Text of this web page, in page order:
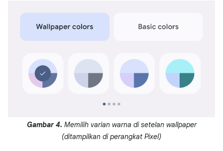
Gambar 4. Memilih varian warna di setelan wallpaper
(ditampilkan di perangkat Pixel)